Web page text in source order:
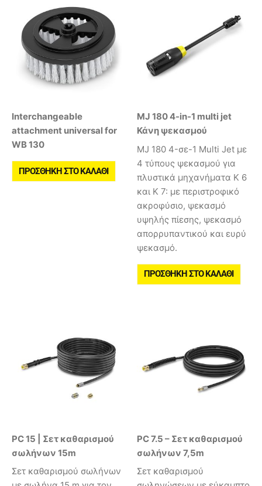
Interchangeable
attachment universal for
WB 130
ΠΡΟΣΘΉΚΗ ΣΤΟ ΚΑΛΆΘΙ
MJ 180 4-in-1 multi jet
Κάνη ψεκασμού
MJ 180 4-σε-1 Multi Jet με
4 τύπους ψεκασμού για
πλυστικά μηχανήματα K 6
και K 7: με περιστροφικό
ακροφύσιο, ψεκασμό
υψηλής πίεσης, ψεκασμό
απορρυπαντικού και ευρύ
ψεκασμό.
ΠΡΟΣΘΉΚΗ ΣΤΟ ΚΑΛΆΘΙ
PC 15 | Σετ καθαρισμού
σωλήνων 15m
Σετ καθαρισμού σωλήνων
PC 7.5 – Σετ καθαρισμού
σωλήνων 7,5m
Σετ καθαρισμού